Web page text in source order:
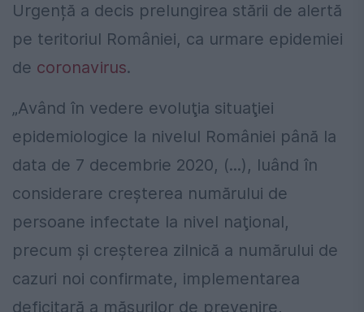
Urgență a decis prelungirea stării de alertă
pe teritoriul României, ca urmare epidemiei
de coronavirus.
„Având în vedere evoluţia situaţiei
epidemiologice la nivelul României până la
data de 7 decembrie 2020, (...), luând în
considerare creşterea numărului de
persoane infectate la nivel naţional,
precum şi creşterea zilnică a numărului de
cazuri noi confirmate, implementarea
deficitară a măsurilor de prevenire,